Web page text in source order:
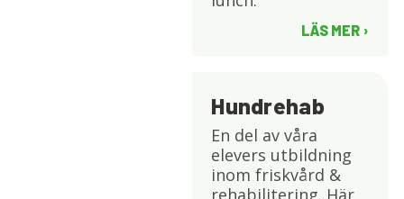
LÄS MER
Hundrehab
En del av våra
elevers utbildning
inom friskvård &
rehabilitering. Här